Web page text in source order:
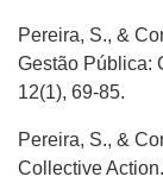
Pereira, S., &
Gestão Pública:
12(1), 69-85.
Pereira, S., &
Collective